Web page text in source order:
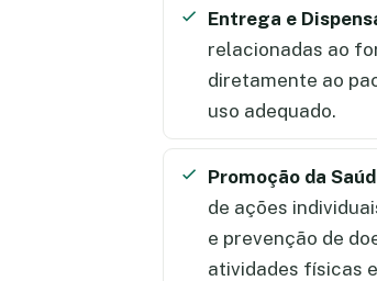
Entrega e
relacionadas ao
diretamente ao
uso adequado.
Promoção da
de ações
e prevenção de
atividades físicas